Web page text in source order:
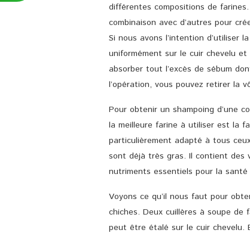
différentes compositions de
combinaison avec d’autres pour
Si nous avons l’intention d’utiliser
uniformément sur le cuir chevelu
absorber tout l’excès de sébum
l’opération, vous pouvez retirer la
Pour obtenir un shampoing d’une
la meilleure farine à utiliser est la
particulièrement adapté à tous
sont déjà très gras. Il contient des
nutriments essentiels pour la
Voyons ce qu’il nous faut pour
chiches. Deux cuillères à soupe de
peut être étalé sur le cuir chevelu.